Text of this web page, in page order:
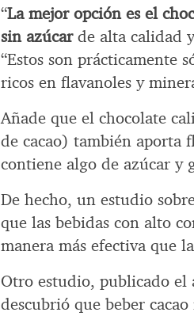
“La mejor opción es el
sin azúcarde alta calidad
“Estos son prácticamente
ricos en flavanoles y
Añade que el chocolate
de cacao) también aporta
contiene algo de azúcar y
De hecho, un estudio
que las bebidas con alto
manera más efectiva que
Otro estudio, publicado el
descubrió que beber